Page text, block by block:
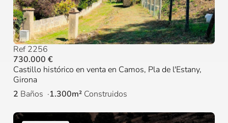
Ref 2256
730.000 €
Castillo histórico en venta en Camos, Pla de l'Estany,
Girona
2 Baños 1.300m² Construidos